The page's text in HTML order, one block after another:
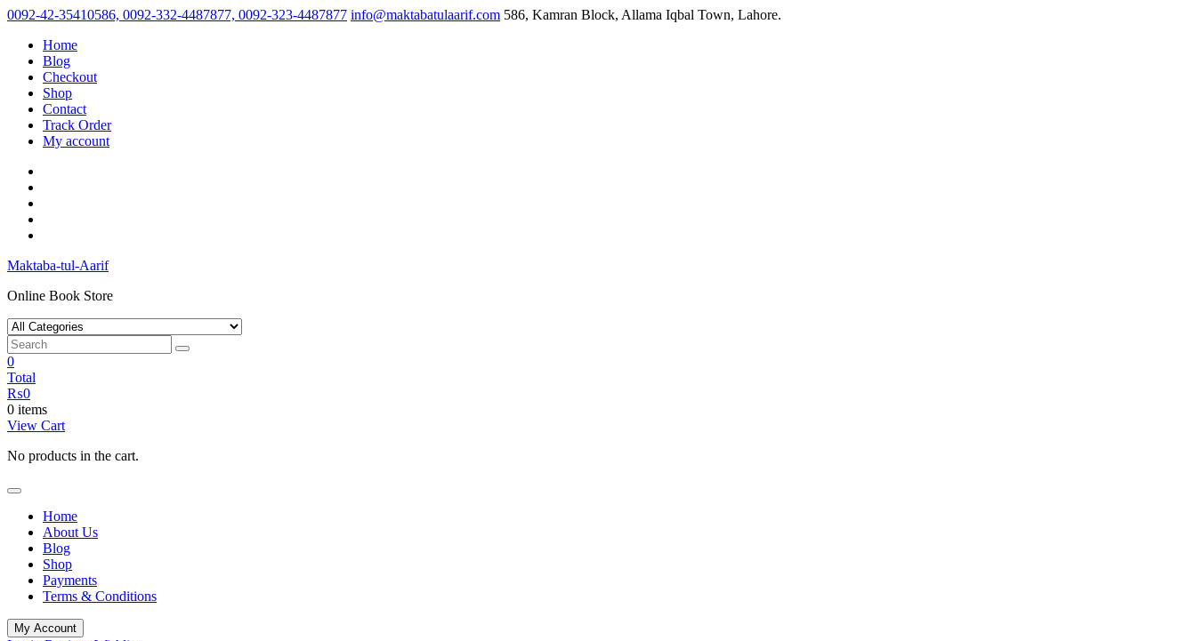
Skip
content
0092-42-35410586, 0092-332-4487877, 0092-323-4487877 info@maktabatulaarif.com 586, Kamran Block, Allama Iqbal Town, Lahore.
Home
Blog
Checkout
Shop
Contact
Track Order
My account
Maktaba-tul-Aarif
Online Book Store
0
Total
₨0
0 items
View Cart
No products in the cart.
Home
About Us
Blog
Shop
Payments
Terms & Conditions
My Account